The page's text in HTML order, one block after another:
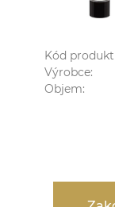
Kód
Výrobce:
Objem: